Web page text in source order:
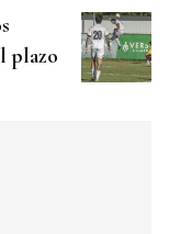
plazo